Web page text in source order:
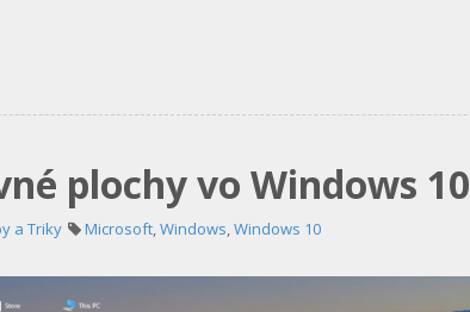
plochy vo Windows 10
a Triky Microsoft,Windows,Windows 10